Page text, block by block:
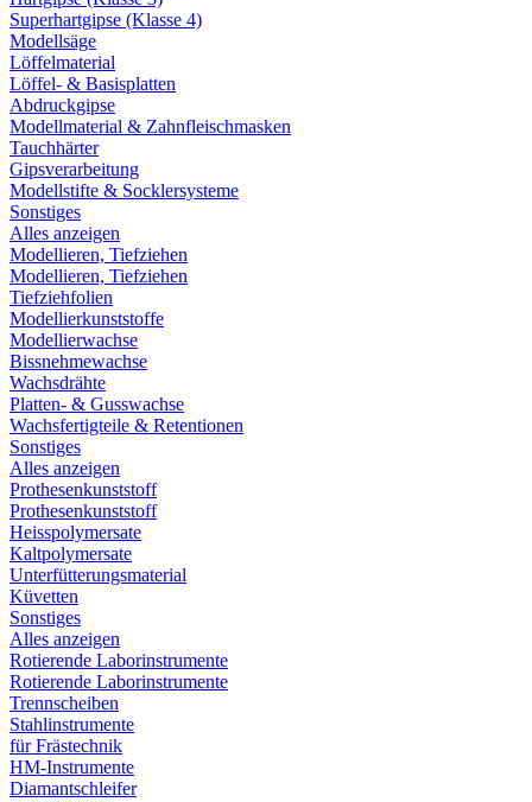
Superhartgipse (Klasse 4)
Modellsäge
Löffelmaterial
Löffel- & Basisplatten
Abdruckgipse
Modellmaterial & Zahnfleischmasken
Tauchhärter
Gipsverarbeitung
Modellstifte & Socklersysteme
Sonstiges
Alles anzeigen
Modellieren, Tiefziehen
Modellieren, Tiefziehen
Tiefziehfolien
Modellierkunststoffe
Modellierwachse
Bissnehmewachse
Wachsdrähte
Platten- & Gusswachse
Wachsfertigteile & Retentionen
Sonstiges
Alles anzeigen
Prothesenkunststoff
Prothesenkunststoff
Heisspolymersate
Kaltpolymersate
Unterfütterungsmaterial
Küvetten
Sonstiges
Alles anzeigen
Rotierende Laborinstrumente
Rotierende Laborinstrumente
Trennscheiben
Stahlinstrumente
für Frästechnik
HM-Instrumente
Diamantschleifer